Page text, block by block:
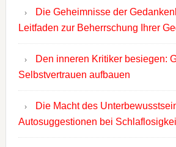
Die Geheimnisse der
Leitfaden zur Beherrschung Ihrer
Den inneren Kritiker besiegen:
Selbstvertrauen aufbauen
Die Macht des
Autosuggestionen bei